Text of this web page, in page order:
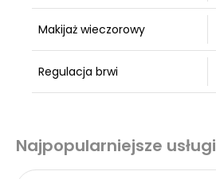
Makijaż wieczorowy
Regulacja brwi
Najpopularniejsze usługi